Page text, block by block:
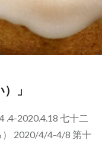
」
.4-2020.4.18 七十二
2020/4/4-4/8 第十